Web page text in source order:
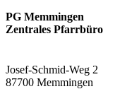
PG Memmingen
Zentrales Pfarrbüro
Josef-Schmid-Weg 2
87700 Memmingen